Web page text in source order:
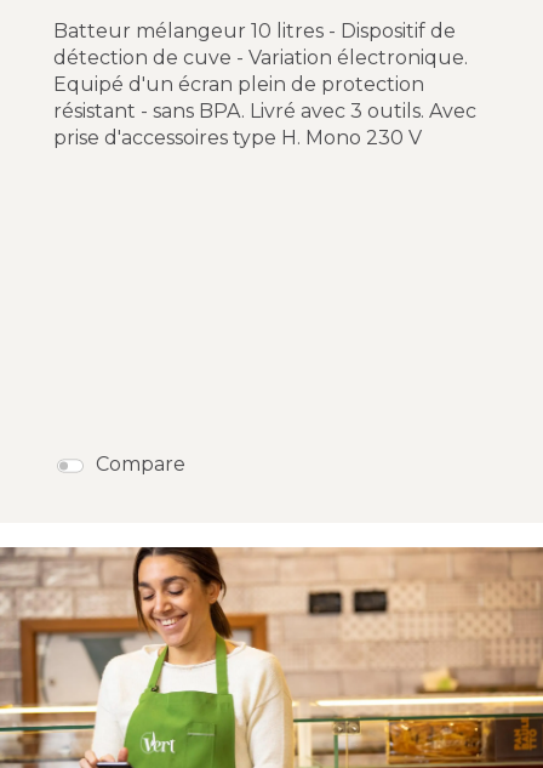
Batteur mélangeur 10 litres - Dispositif de
détection de cuve - Variation électronique.
Equipé d'un écran plein de protection
résistant - sans BPA. Livré avec 3 outils. Avec
prise d'accessoires type H. Mono 230 V
Compare